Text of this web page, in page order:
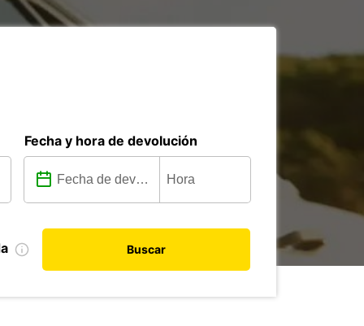
Fecha y hora de devolución
Buscar